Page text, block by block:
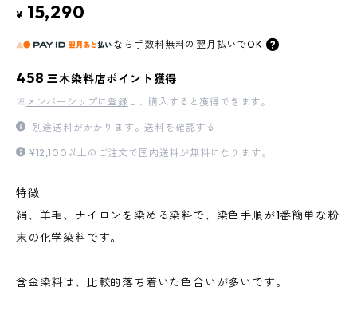
¥ 15,290
なら 手数料無料の 翌月払いでOK
458 三木染料店ポイント獲得
※ メンバーシップに登録 し、購入すると獲得できます。
別途送料がかかります。送料を確認する
¥12,100以上のご注文で国内送料が無料になります。
特徴
絹、羊毛、ナイロンを染める染料で、染色手順が1番簡単な粉
末の化学染料です。
含金染料は、比較的落ち着いた色合いが多いです。